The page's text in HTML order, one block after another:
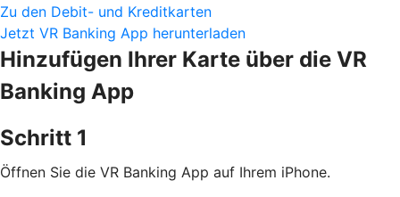
Zu den Debit- und Kreditkarten
Jetzt VR Banking App herunterladen
Hinzufügen Ihrer Karte über die VR
Banking App
Schritt 1
Öffnen Sie die VR Banking App auf Ihrem iPhone.